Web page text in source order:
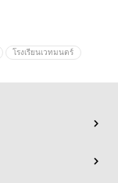
โรงเรียนเวทมนตร์